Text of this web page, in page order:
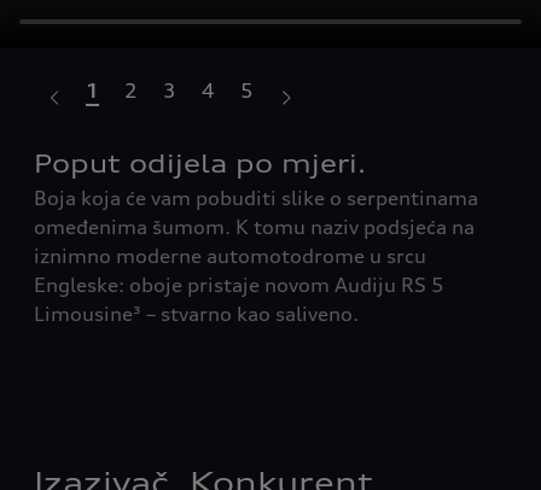
Poput odijela po mjeri.
Boja koja će vam pobuditi slike o serpentinama
omeđenima šumom. K tomu naziv podsjeća na
iznimno moderne automotodrome u srcu
Engleske: oboje pristaje novom Audiju RS 5
Limousine³ – stvarno kao saliveno.
1 2 3 4 5
Izazivač. Konkurent.